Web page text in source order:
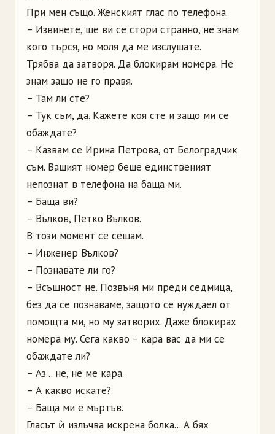
При мен също. Женският глас по телефона.
– Извинете, ще ви се стори странно, не знам
кого търся, но моля да ме изслушате.
Трябва да затворя. Да блокирам номера. Не
знам защо не го правя.
– Там ли сте?
– Тук съм, да. Кажете коя сте и защо ми се
обаждате?
– Казвам се Ирина Петрова, от Белоградчик
съм. Вашият номер беше единственият
непознат в телефона на баща ми.
– Баща ви?
– Вълков, Петко Вълков.
В този момент се сещам.
– Инженер Вълков?
– Познавате ли го?
– Всъщност не. Позвъня ми преди седмица,
без да се познаваме, защото се нуждаел от
помощта ми, но му затворих. Даже блокирах
номера му. Сега какво – кара вас да ми се
обаждате ли?
– Аз... не, не ме кара.
– А какво искате?
– Баща ми е мъртъв.
Гласът ѝ излъчва искрена болка... А бях